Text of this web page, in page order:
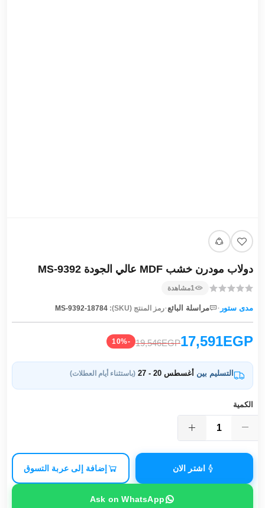
دولاب مودرن خشب MDF عالي الجودة MS-9392
1مشاهدة
مدى ستور · مراسلة البائع·رمز المنتج (SKU): MS-9392-18784
17,591EGP
19,546EGP
-10%
التسليم بين أغسطس 20 - 27 (باستثناء أيام العطلات)
الكمية
اشتر الان إضافة إلى عربة التسوق
Ask on WhatsApp